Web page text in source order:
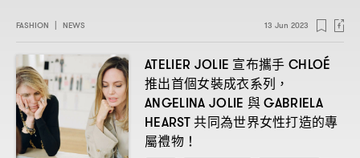
FASHION NEWS 13 Jun 2023
ATELIER JOLIE 宣布攜手 CHLOÉ
推出首個女裝成衣系列 ，
ANGELINA JOLIE 與GABRIELA
HEARST共同為世界女性打造的專
屬禮物！